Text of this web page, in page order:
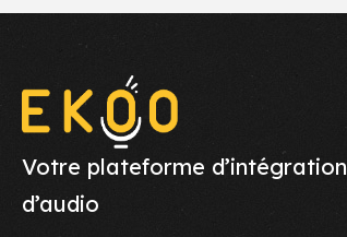
Votre plateforme d’intégration
d’audio